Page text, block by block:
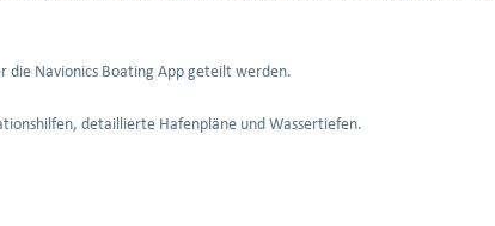
die Navionics Boating App geteilt werden.
detaillierte Hafenpläne und Wassertiefen.